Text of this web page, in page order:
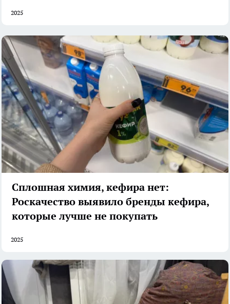
2025
Сплошная химия, кефира нет:
Роскачество выявило бренды кефира,
которые лучше не покупать
2025